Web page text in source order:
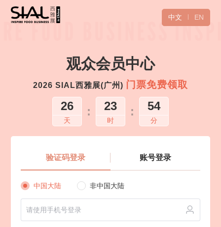
中文 EN
观众会员中心
2026 SIAL西雅展(广州) 门票免费领取
26
天
: 23
时
: 54
分
验证码登录 账号登录
中国大陆 非中国大陆